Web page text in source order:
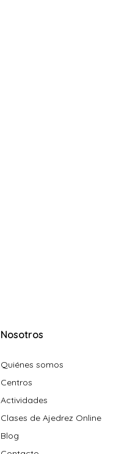
Nosotros
Quiénes somos
Centros
Actividades
Clases de Ajedrez Online
Blog